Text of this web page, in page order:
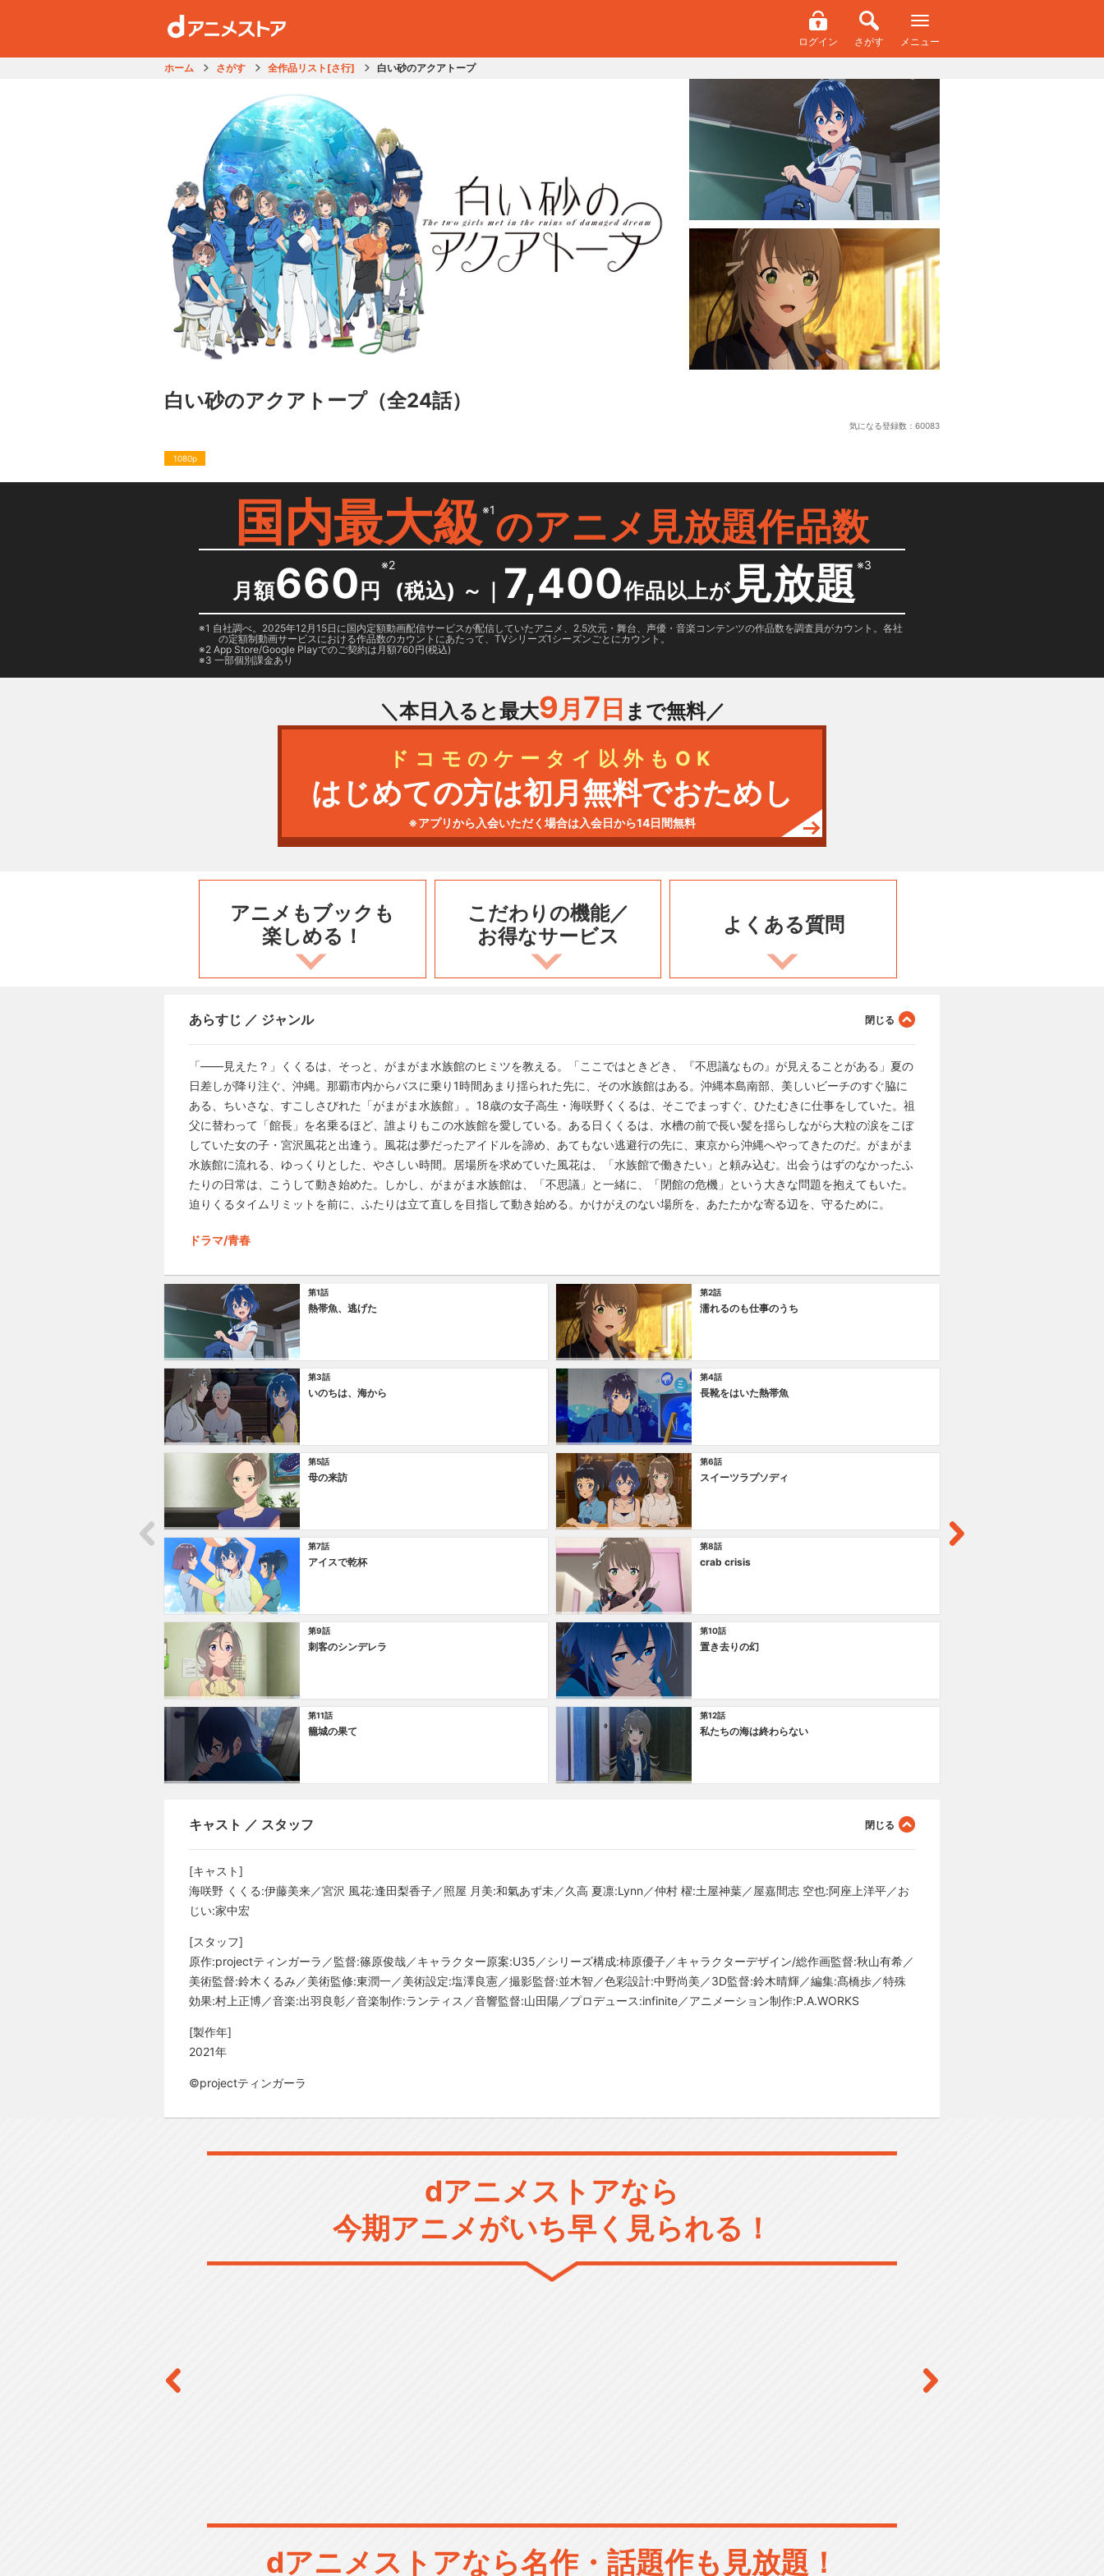
ログイン さがす メニュー
ホーム さがす 全作品リスト[さ行] 白い砂のアクアトープ
白い砂のアクアトープ（全24話）
気になる登録数： 60083
1080p
国内最大級 ※1のアニメ見放題作品数
月額660 円
※2
(税込) ～ ｜ 7,400作品以上が 見放題※3
1 自社調べ。2025年12月15日に国内定額動画配信サービスが配信していたアニメ、2.5次元・舞台、声優・音楽コンテンツの作品数を調査員がカウント。各社
の定額制動画サービスにおける作品数のカウントにあたって、TVシリーズ1シーズンごとにカウント。
2 App Store/Google Playでのご契約は月額760円(税込)
3 一部個別課金あり
＼本日入ると最大9月 7 日 まで無料／
ドコモのケータイ以外もOK
はじめての方は初月無料でおためし
※アプリから入会いただく場合は入会日から14日間無料
アニメもブックも
楽しめる！
こだわりの機能／
お得なサービス
よくある質問
あらすじ ／ ジャンル
「――見えた？」くくるは、そっと、がまがま水族館のヒミツを教える。「ここではときどき、『不思議なもの』が見えることがある」夏の
日差しが降り注ぐ、沖縄。那覇市内からバスに乗り1時間あまり揺られた先に、その水族館はある。沖縄本島南部、美しいビーチのすぐ脇に
ある、ちいさな、すこしさびれた「がまがま水族館」。18歳の女子高生・海咲野くくるは、そこでまっすぐ、ひたむきに仕事をしていた。祖
父に替わって「館長」を名乗るほど、誰よりもこの水族館を愛している。ある日くくるは、水槽の前で長い髪を揺らしながら大粒の涙をこぼ
していた女の子・宮沢風花と出逢う。風花は夢だったアイドルを諦め、あてもない逃避行の先に、東京から沖縄へやってきたのだ。がまがま
水族館に流れる、ゆっくりとした、やさしい時間。居場所を求めていた風花は、「水族館で働きたい」と頼み込む。出会うはずのなかったふ
たりの日常は、こうして動き始めた。しかし、がまがま水族館は、「不思議」と一緒に、「閉館の危機」という大きな問題を抱えてもいた。
迫りくるタイムリミットを前に、ふたりは立て直しを目指して動き始める。かけがえのない場所を、あたたかな寄る辺を、守るために。
ドラマ/青春
第1話
熱帯魚、逃げた
第2話
濡れるのも仕事のうち
第3話
いのちは、海から
第4話
長靴をはいた熱帯魚
第5話
母の来訪
第6話
スイーツラプソディ
第7話
アイスで乾杯
第8話
crab crisis
第9話
刺客のシンデレラ
第10話
置き去りの幻
第11話
籠城の果て
第12話
私たちの海は終わらない
キャスト ／ スタッフ
[キャスト]
海咲野 くくる:伊藤美来／宮沢 風花:逢田梨香子／照屋 月美:和氣あず未／久高 夏凛:Lynn／仲村 櫂:土屋神葉／屋嘉間志 空也:阿座上洋平／お
じい:家中宏
[スタッフ]
原作:projectティンガーラ／監督:篠原俊哉／キャラクター原案:U35／シリーズ構成:柿原優子／キャラクターデザイン/総作画監督:秋山有希／
美術監督:鈴木くるみ／美術監修:東潤一／美術設定:塩澤良憲／撮影監督:並木智／色彩設計:中野尚美／3D監督:鈴木晴輝／編集:髙橋歩／特殊
効果:村上正博／音楽:出羽良彰／音楽制作:ランティス／音響監督:山田陽／プロデュース:infinite／アニメーション制作:P.A.WORKS
[製作年]
2021年
©projectティンガーラ
dアニメストアなら
今期アニメがいち早く見られる！
dアニメストアなら名作・話題作も見放題！